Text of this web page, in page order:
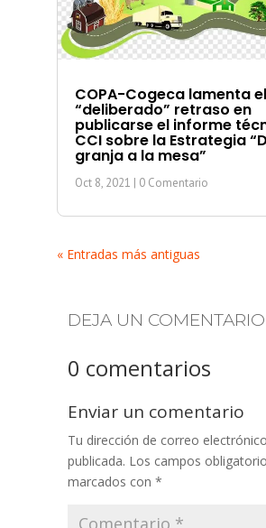
COPA-Cogeca lamenta el
“deliberado” retraso en
publicarse el informe
CCI sobre la Estrategia
granja a la mesa”
Oct 8, 2021 | 0 Comentario
« Entradas más antiguas
DEJA UN COMENTARIO
0 comentarios
Enviar un comentario
Tu dirección de correo
publicada. Los campos
marcados con *